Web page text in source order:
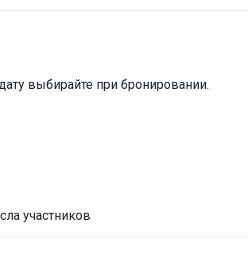
выбирайте при бронировании.
участников